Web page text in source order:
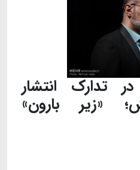
تدارک انتشار
«زیر بارون»